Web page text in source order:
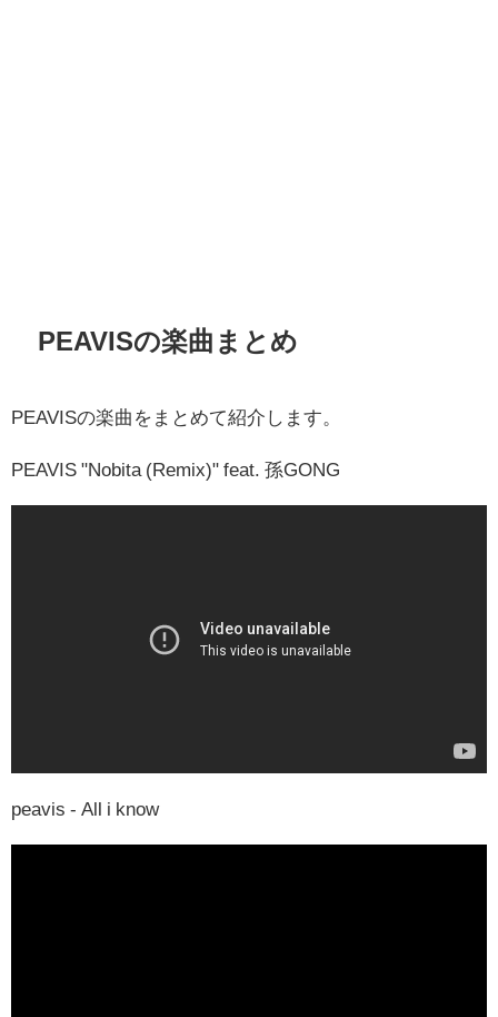
PEAVISの楽曲まとめ
PEAVISの楽曲をまとめて紹介します。
PEAVIS "Nobita (Remix)" feat. 孫GONG
peavis - All i know